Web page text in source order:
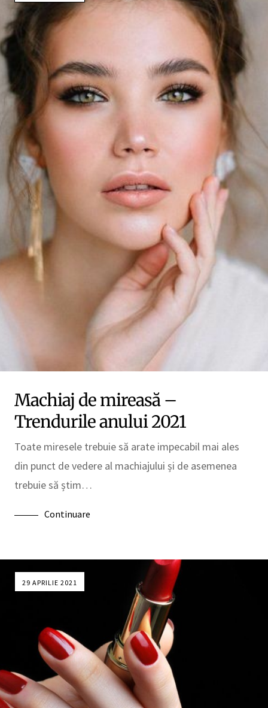
Machiaj de mireasă –
Trendurile anului 2021
Toate miresele trebuie să arate impecabil mai ales
din punct de vedere al machiajului și de asemenea
trebuie să știm…
Continuare
29 APRILIE 2021